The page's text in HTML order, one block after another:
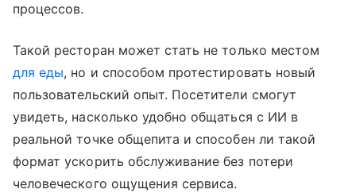
процессов.
Такой ресторан может стать не только местом
для еды, но и способом протестировать новый
пользовательский опыт. Посетители смогут
увидеть, насколько удобно общаться с ИИ в
реальной точке общепита и способен ли такой
формат ускорить обслуживание без потери
человеческого ощущения сервиса.